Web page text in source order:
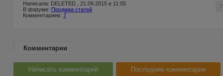
Написала: DELETED , 21.09.2015 в 11:05
В форуме: Продажа статей
Комментариев: 7
Комментарии
Написать комментарий Последние комментарии